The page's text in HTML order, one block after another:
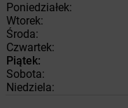
Poniedziałek:
Wtorek:
Środa:
Czwartek:
Piątek:
Sobota:
Niedziela: